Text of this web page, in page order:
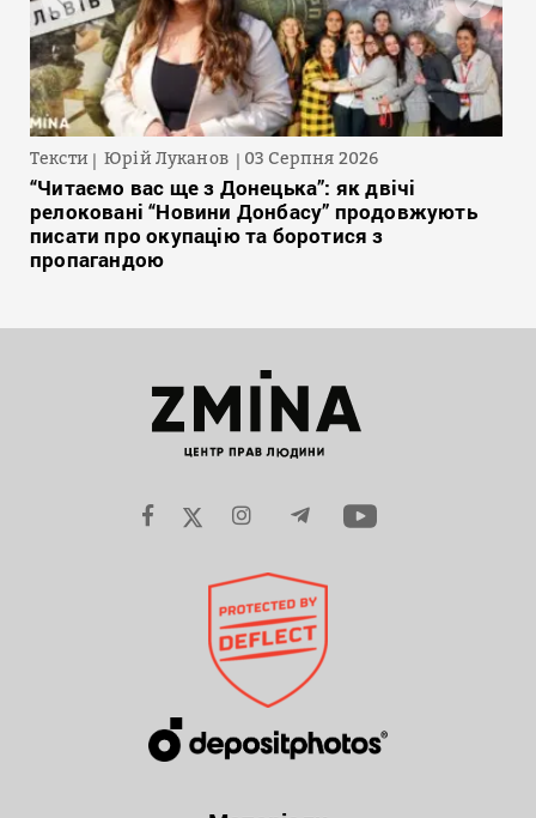
Тексти Юрій Луканов 03 Серпня 2026
“Читаємо вас ще з Донецька”: як двічі
релоковані “Новини Донбасу” продовжують
писати про окупацію та боротися з
пропагандою